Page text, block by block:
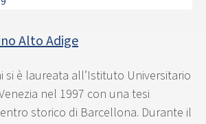
Alto Adige
si è laureata all’Istituto Universitario
nel 1997 con una tesi
storico di Barcellona. Durante il